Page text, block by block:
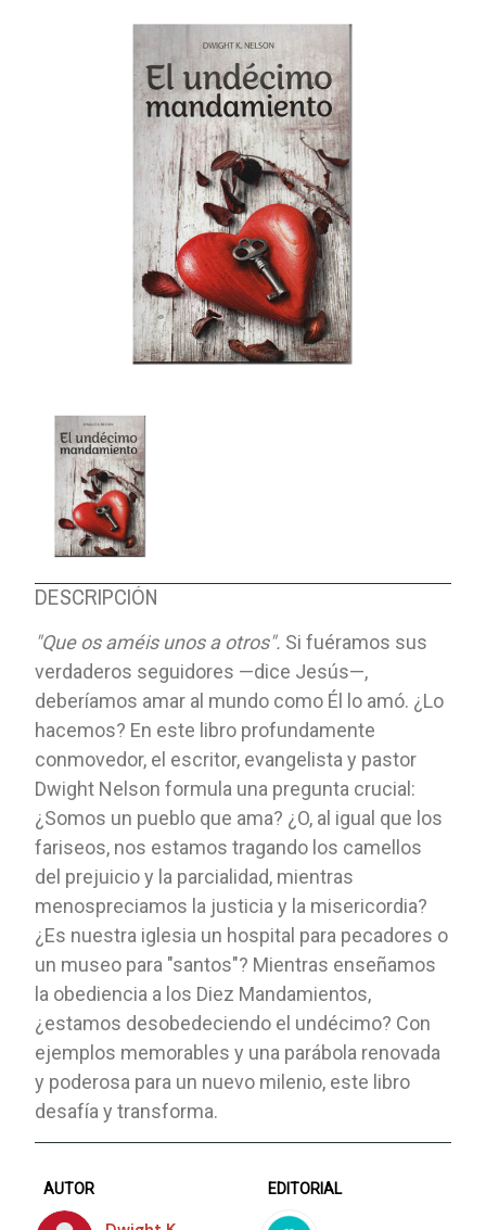
DESCRIPCIÓN
"Que os améis unos a otros". Si fuéramos sus
verdaderos seguidores —dice Jesús—,
deberíamos amar al mundo como Él lo amó. ¿Lo
hacemos? En este libro profundamente
conmovedor, el escritor, evangelista y pastor
Dwight Nelson formula una pregunta crucial:
¿Somos un pueblo que ama? ¿O, al igual que los
fariseos, nos estamos tragando los camellos
del prejuicio y la parcialidad, mientras
menospreciamos la justicia y la misericordia?
¿Es nuestra iglesia un hospital para pecadores o
un museo para "santos"? Mientras enseñamos
la obediencia a los Diez Mandamientos,
¿estamos desobedeciendo el undécimo? Con
ejemplos memorables y una parábola renovada
y poderosa para un nuevo milenio, este libro
desafía y transforma.
AUTOR EDITORIAL